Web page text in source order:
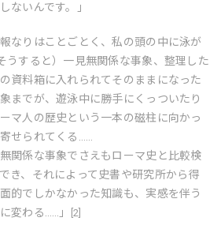
ないんです。」
報なりはことごとく、私の頭の中に泳が
うすると）一見無関係な事象、整理した
資料箱に入れられてそのままになった
までが、遊泳中に勝手にくっついたり
マ人の歴史という一本の磁柱に向かっ
せられてくる……
関係な事象でさえもローマ史と比較検
き、それによって史書や研究所から得
的でしかなかった知識も、実感を伴う
変わる……」
[2]